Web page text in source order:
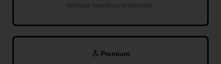
fabricar nuestros productos.
Premium